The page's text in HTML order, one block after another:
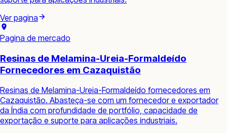
Ver pagina
Pagina de mercado
Resinas de Melamina-Ureia-Formaldeído
Fornecedores em Cazaquistão
Resinas de Melamina-Ureia-Formaldeído fornecedores em
Cazaquistão. Abasteça-se com um fornecedor e exportador
da Índia com profundidade de portfólio, capacidade de
exportação e suporte para aplicações industriais.